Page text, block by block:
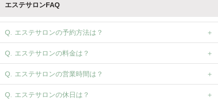
エステサロンFAQ
エステサロンの予約方法は？
エステサロンの料金は？
エステサロンの営業時間は？
エステサロンの休日は？